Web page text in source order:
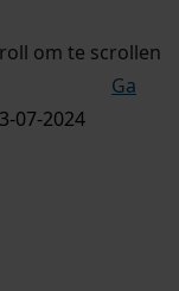
om te scrollen
Ga
07-2024